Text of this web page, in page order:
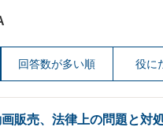
回答数が多い順 役に
販売、法律上の問題と対